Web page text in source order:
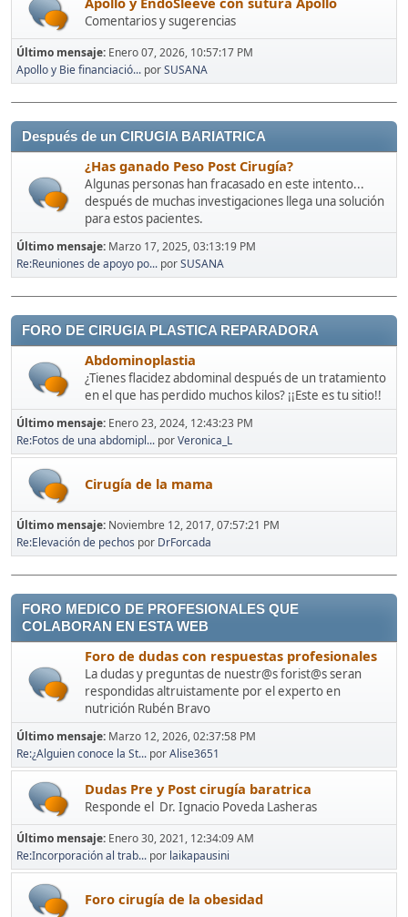
Comentarios y sugerencias
Último mensaje: Enero 07, 2026, 10:57:17 PM
Apollo y Bie financiació... porSUSANA
Después de un CIRUGIA BARIATRICA
¿Has ganado Peso Post Cirugía?
Algunas personas han fracasado en este intento...
después de muchas investigaciones llega una solución
para estos pacientes.
Último mensaje: Marzo 17, 2025, 03:13:19 PM
Re:Reuniones de apoyo po... porSUSANA
FORO DE CIRUGIA PLASTICA REPARADORA
Abdominoplastia
¿Tienes flacidez abdominal después de un tratamiento
en el que has perdido muchos kilos? ¡¡Este es tu sitio!!
Último mensaje: Enero 23, 2024, 12:43:23 PM
Re:Fotos de una abdomipl... porVeronica_L
Cirugía de la mama
Último mensaje: Noviembre 12, 2017, 07:57:21 PM
Re:Elevación de pechos por DrForcada
FORO MEDICO DE PROFESIONALES QUE
COLABORAN EN ESTA WEB
Foro de dudas con respuestas profesionales
La dudas y preguntas de nuestr@s forist@s seran
respondidas altruistamente por el experto en
nutrición Rubén Bravo
Último mensaje: Marzo 12, 2026, 02:37:58 PM
Re:¿Alguien conoce la St... porAlise3651
Dudas Pre y Post cirugía baratrica
Responde el Dr. Ignacio Poveda Lasheras
Último mensaje: Enero 30, 2021, 12:34:09 AM
Re:Incorporación al trab... por laikapausini
Foro cirugía de la obesidad